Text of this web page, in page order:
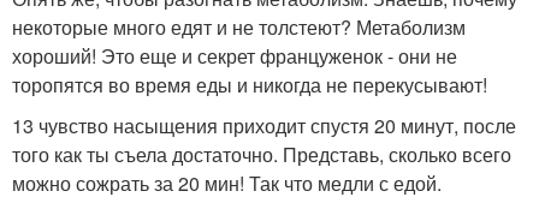
некоторые много едят и не толстеют? Метаболизм
хороший! Это еще и секрет француженок - они не
торопятся во время еды и никогда не перекусывают!
13 чувство насыщения приходит спустя 20 минут, после
того как ты съела достаточно. Представь, сколько всего
можно сожрать за 20 мин! Так что медли с едой.